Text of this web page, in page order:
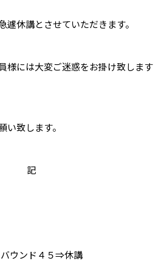
遽休講とさせていただきます。
様には大変ご迷惑をお掛け致します
い致します。
記
ウンド４５⇒休講